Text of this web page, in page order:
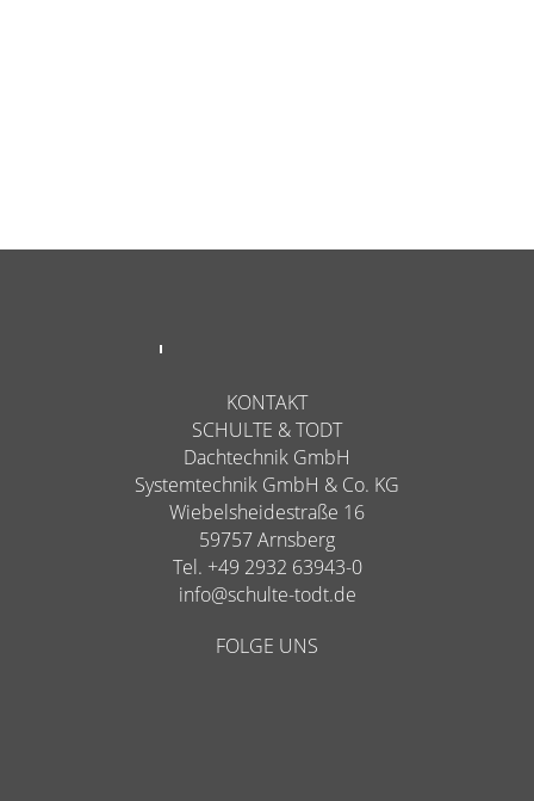
KONTAKT
SCHULTE & TODT
Dachtechnik GmbH
Systemtechnik GmbH & Co. KG
Wiebelsheidestraße 16
59757 Arnsberg
Tel. +49 2932 63943-0
info@schulte-todt.de
FOLGE UNS